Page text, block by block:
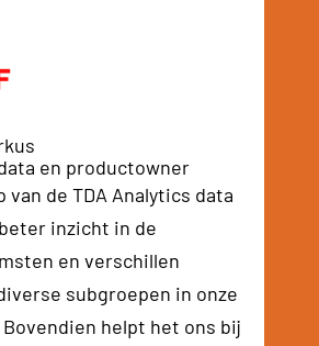
en productowner
van de TDA Analytics data
inzicht in de
en verschillen
subgroepen in onze
helpt het ons bij